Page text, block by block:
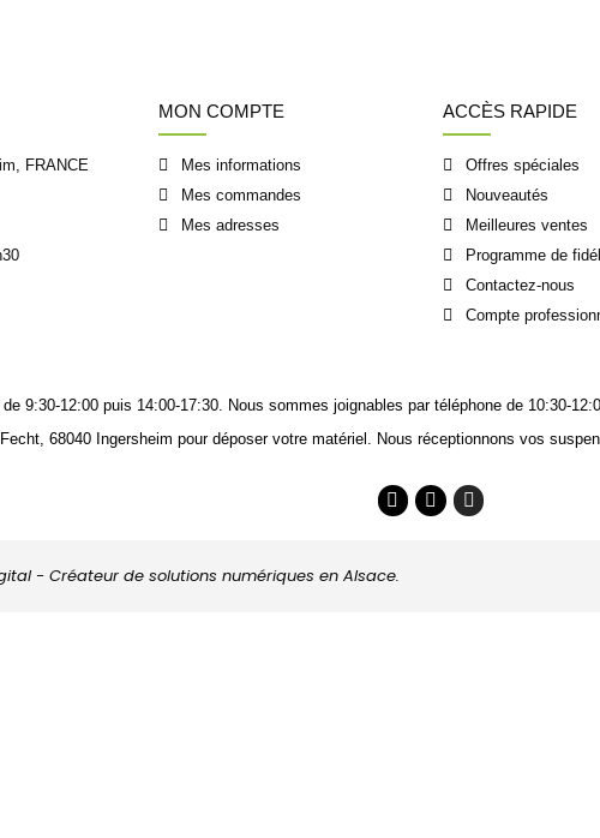
FRANCE
MON COMPTE
Mes informations
Mes commandes
Mes adresses
ACCÈS RAPIDE
Offres spéciales
Nouveautés
Meilleures ventes
Programme de
Contactez-nous
Compte
9:30-12:00 puis 14:00-17:30. Nous sommes joignables par téléphone de 10:30-
68040 Ingersheim pour déposer votre matériel. Nous réceptionnons vos
- Créateur de solutions numériques en Alsace.